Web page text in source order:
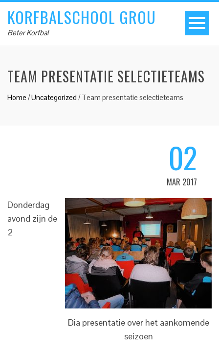
KORFBALSCHOOL GROU
Beter Korfbal
TEAM PRESENTATIE SELECTIETEAMS
Home /Uncategorized /Team presentatie selectieteams
02
MAR 2017
Dia presentatie over het aankomende
seizoen
Donderdag
avond zijn de
2